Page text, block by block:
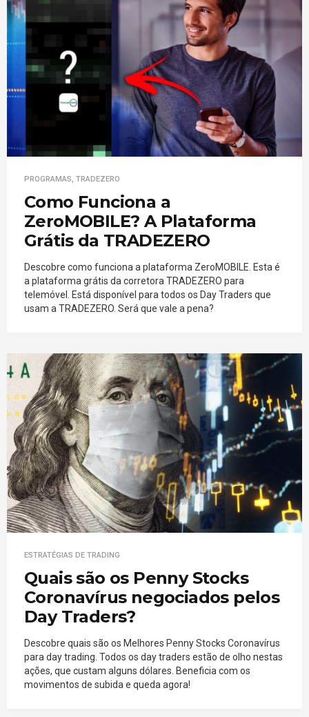
PROGRAMAS, TRADEZERO
Como Funciona a
ZeroMOBILE? A Plataforma
Grátis da TRADEZERO
Descobre como funciona a plataforma ZeroMOBILE. Esta é
a plataforma grátis da corretora TRADEZERO para
telemóvel. Está disponível para todos os Day Traders que
usam a TRADEZERO. Será que vale a pena?
ESTRATÉGIAS DE TRADING
Quais são os Penny Stocks
Coronavírus negociados pelos
Day Traders?
Descobre quais são os Melhores Penny Stocks Coronavírus
para day trading. Todos os day traders estão de olho nestas
ações, que custam alguns dólares. Beneficia com os
movimentos de subida e queda agora!